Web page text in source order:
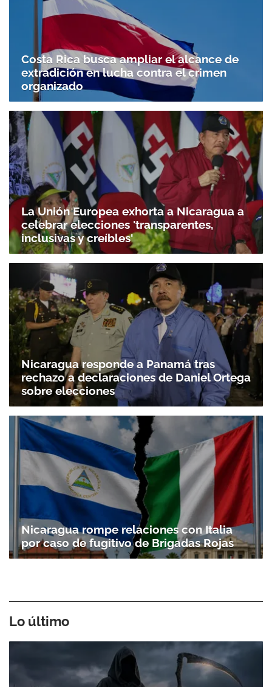
Costa Rica busca ampliar el alcance de
extradición en lucha contra el crimen
organizado
La Unión Europea exhorta a Nicaragua a
celebrar elecciones 'transparentes,
inclusivas y creíbles'
Nicaragua responde a Panamá tras
rechazo a declaraciones de Daniel Ortega
sobre elecciones
Nicaragua rompe relaciones con Italia
por caso de fugitivo de Brigadas Rojas
Lo último